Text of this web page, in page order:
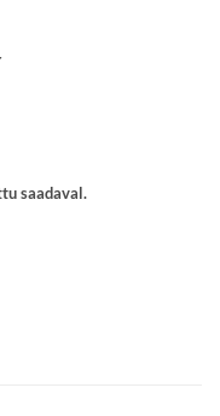
saadaval.